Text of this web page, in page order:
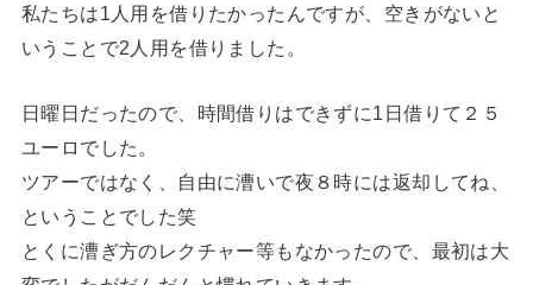
私たちは1人用を借りたかったんですが、空きがないと
いうことで2人用を借りました。
日曜日だったので、時間借りはできずに1日借りて２５
ユーロでした。
ツアーではなく、自由に漕いで夜８時には返却してね、
ということでした笑
とくに漕ぎ方のレクチャー等もなかったので、最初は大